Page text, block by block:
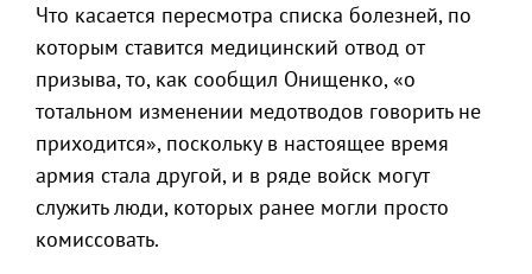
Что касается пересмотра списка болезней, по
которым ставится медицинский отвод от
призыва, то, как сообщил Онищенко, «о
тотальном изменении медотводов говорить не
приходится», поскольку в настоящее время
армия стала другой, и в ряде войск могут
служить люди, которых ранее могли просто
комиссовать.